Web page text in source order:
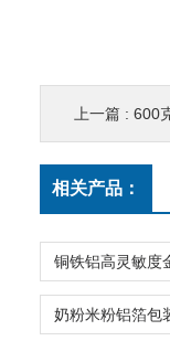
上一篇 : 600
相关产品：